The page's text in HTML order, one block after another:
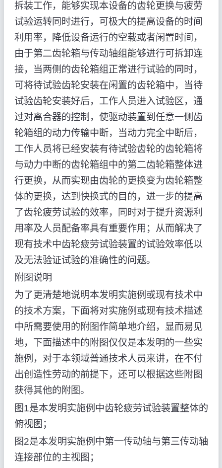
拆装工作，能够实现本设备的齿轮更换与疲劳
试验运转同时进行，可极大的提高设备的时间
利用率，降低设备运行的空载或者闲置时间，
由于第二齿轮箱与传动轴组能够进行可拆卸连
接，当两侧的齿轮箱组正常进行试验的同时，
可将待试验齿轮安装在闲置的齿轮箱中，当待
试验齿轮安装好后，工作人员进入试验区，通
过对离合器的控制，使驱动装置到任意一侧齿
轮箱组的动力传输中断，当动力完全中断后，
工作人员将已经安装有待试验齿轮的齿轮箱将
与动力中断的齿轮箱组中的第二齿轮箱整体进
行更换，从而实现由齿轮的更换变为齿轮箱整
体的更换，达到快换式的目的，进一步的提高
了齿轮疲劳试验的效率，同时对于提升资源利
用率及人员配备率具有重要作用；从而解决了
现有技术中齿轮疲劳试验装置的试验效率低以
及无法验证试验的准确性的问题。
附图说明
为了更清楚地说明本发明实施例或现有技术中
的技术方案，下面将对实施例或现有技术描述
中所需要使用的附图作简单地介绍，显而易见
地，下面描述中的附图仅仅是本发明的一些实
施例，对于本领域普通技术人员来讲，在不付
出创造性劳动的前提下，还可以根据这些附图
获得其他的附图。
图1是本发明实施例中齿轮疲劳试验装置整体的
俯视图；
图2是本发明实施例中第一传动轴与第三传动轴
连接部位的主视图；